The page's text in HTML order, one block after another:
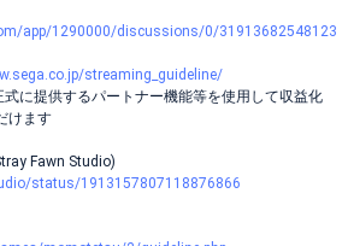
app/1290000/discussions/0/
streaming_guideline/
に提供するパートナー機能等を使用して収益化
けます
Fawn Studio)
status/1913157807118876866